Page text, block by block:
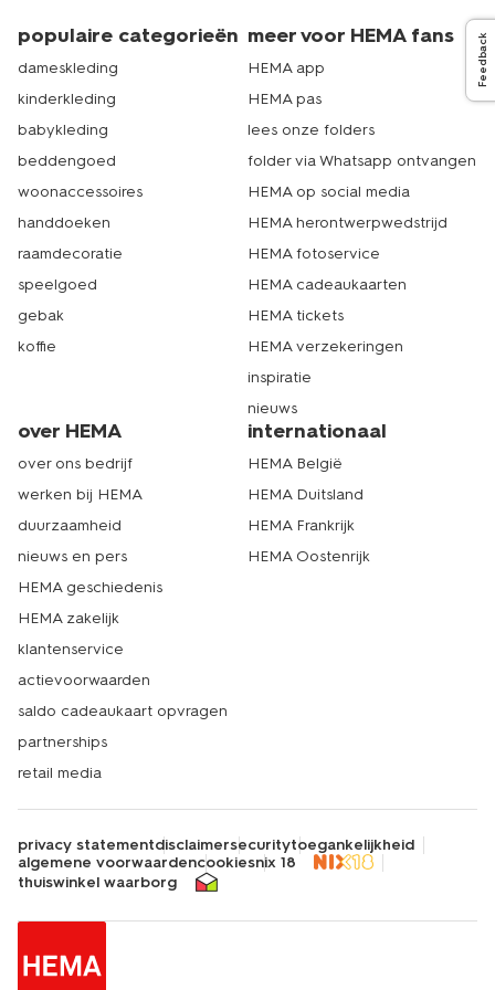
Feedback
42. Ook als je maat 38, 39, 40 of 41 hebt vind je dus
heerlijke HEMA pantoffels. Als je dan toch aan het online
shoppen bent, bekijk dan ook eens ons assortiment
snugglehoodies voor dames
. Een hip en warm alternatief
comfortabel
shirt met print voor dames? Laat die winter
maar komen! Echt HEMA.
populaire categorieën
dameskleding
kinderkleding
babykleding
beddengoed
woonaccessoires
handdoeken
raamdecoratie
speelgoed
gebak
koffie
meer voor HEMA fans
HEMA app
HEMA pas
lees onze folders
folder via Whatsapp ontvangen
HEMA op social media
HEMA herontwerpwedstrijd
HEMA fotoservice
HEMA cadeaukaarten
HEMA tickets
HEMA verzekeringen
inspiratie
nieuws
over HEMA
over ons bedrijf
werken bij HEMA
duurzaamheid
nieuws en pers
HEMA geschiedenis
HEMA zakelijk
klantenservice
actievoorwaarden
saldo cadeaukaart opvragen
partnerships
retail media
internationaal
HEMA België
HEMA Duitsland
HEMA Frankrijk
HEMA Oostenrijk
privacy statementdisclaimersecuritytoegankelijkheid
algemene voorwaardencookiesnix 18
thuiswinkel waarborg